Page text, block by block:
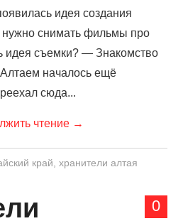
идея создания
нужно снимать фильмы про
идея съемки? — Знакомство
началось ещё
сюда...
чтение →
край хранители алтая
0